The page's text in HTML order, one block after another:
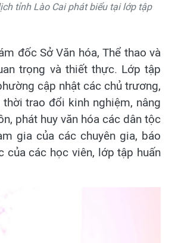
tỉnh Lào Cai phát biểu tại lớp tập
đốc Sở Văn hóa, Thể thao và
trọng và thiết thực. Lớp tập
cập nhật các chủ trương,
trao đổi kinh nghiệm, nâng
phát huy văn hóa các dân tộc
gia của các chuyên gia, báo
của các học viên, lớp tập huấn